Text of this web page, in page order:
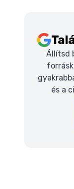
Állítsd
és a